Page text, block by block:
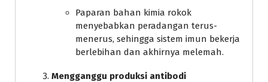
Paparan bahan kimia rokok
menyebabkan peradangan terus-
menerus, sehingga sistem imun bekerja
berlebihan dan akhirnya melemah.
Mengganggu produksi antibodi